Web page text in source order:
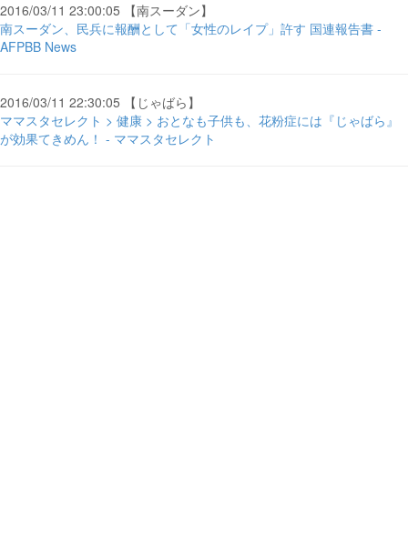
2016/03/11 23:00:05 【南スーダン】
南スーダン、民兵に報酬として「女性のレイプ」許す 国連報告書 -
AFPBB News
2016/03/11 22:30:05 【じゃばら】
ママスタセレクト > 健康 > おとなも子供も、花粉症には『じゃばら』
が効果てきめん！ - ママスタセレクト